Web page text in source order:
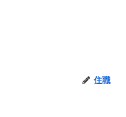
住職